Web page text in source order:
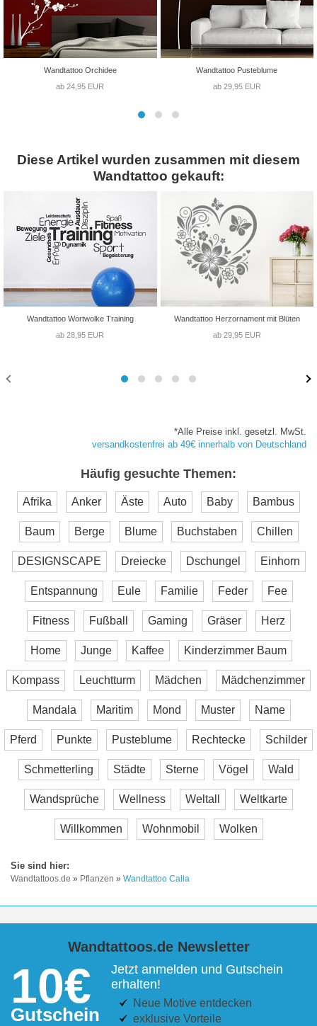
Wandtattoo Orchidee
ab 24,95 EUR
Wandtattoo Pusteblume
ab 29,95 EUR
Diese Artikel wurden zusammen mit diesem
Wandtattoo gekauft:
Wandtattoo Wortwolke Training
ab 28,95 EUR
Wandtattoo Herzornament mit Blüten
ab 29,95 EUR
*Alle Preise inkl. gesetzl. MwSt.
versandkostenfrei ab 49€ innerhalb von Deutschland
Häufig gesuchte Themen:
Afrika Anker Äste Auto Baby Bambus
Baum Berge Blume Buchstaben Chillen
DESIGNSCAPE Dreiecke Dschungel Einhorn
Entspannung Eule Familie Feder Fee
Fitness Fußball Gaming Gräser Herz
Home Junge Kaffee Kinderzimmer Baum
Kompass Leuchtturm Mädchen Mädchenzimmer
Mandala Maritim Mond Muster Name
Pferd Punkte Pusteblume Rechtecke Schilder
Schmetterling Städte Sterne Vögel Wald
Wandsprüche Wellness Weltall Weltkarte
Willkommen Wohnmobil Wolken
Wandtattoos.de » Pflanzen » Wandtattoo Calla
Wandtattoos.de Newsletter
10€
Gutschein
Jetzt anmelden und Gutschein
erhalten!
Neue Motive entdecken
exklusive Vorteile